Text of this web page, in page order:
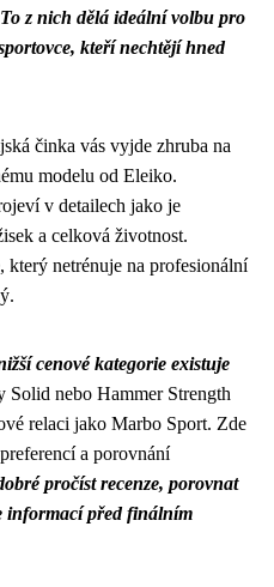
To z nich dělá ideální volbu pro
kteří nechtějí hned
činka vás vyjde zhruba na
modelu od Eleiko.
v detailech jako je
a celková životnost.
který netrénuje na profesionální
cenové kategorie existuje
Solid nebo Hammer Strength
relaci jako Marbo Sport. Zde
a porovnání
pročíst recenze, porovnat
informací před finálním